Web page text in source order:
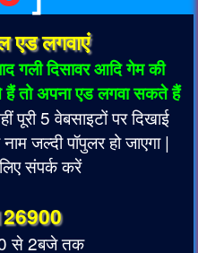
एड लगवाएं
गली दिसावर आदि गेम की
हैं तो अपना एड लगवा सकते हैं
5 वेबसाइटों पर दिखाई
जल्दी पॉपुलर हो जाएगा |
संपर्क करें
से 2बजे तक